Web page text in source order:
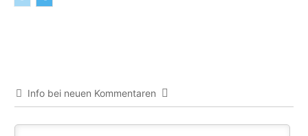
Info bei neuen Kommentaren